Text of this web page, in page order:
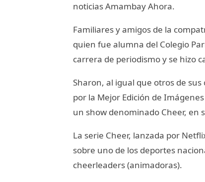
noticias Amambay Ahora.
Familiares y amigos de la
quien fue alumna del Colegio
carrera de periodismo y se hizo
Sharon, al igual que otros de
por la Mejor Edición de
un show denominado Cheer, en
La serie Cheer, lanzada por
sobre uno de los deportes
cheerleaders (animadoras).